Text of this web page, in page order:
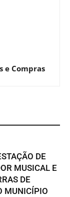
e Compras
DE
MUSICAL E
DE
MUNICÍPIO